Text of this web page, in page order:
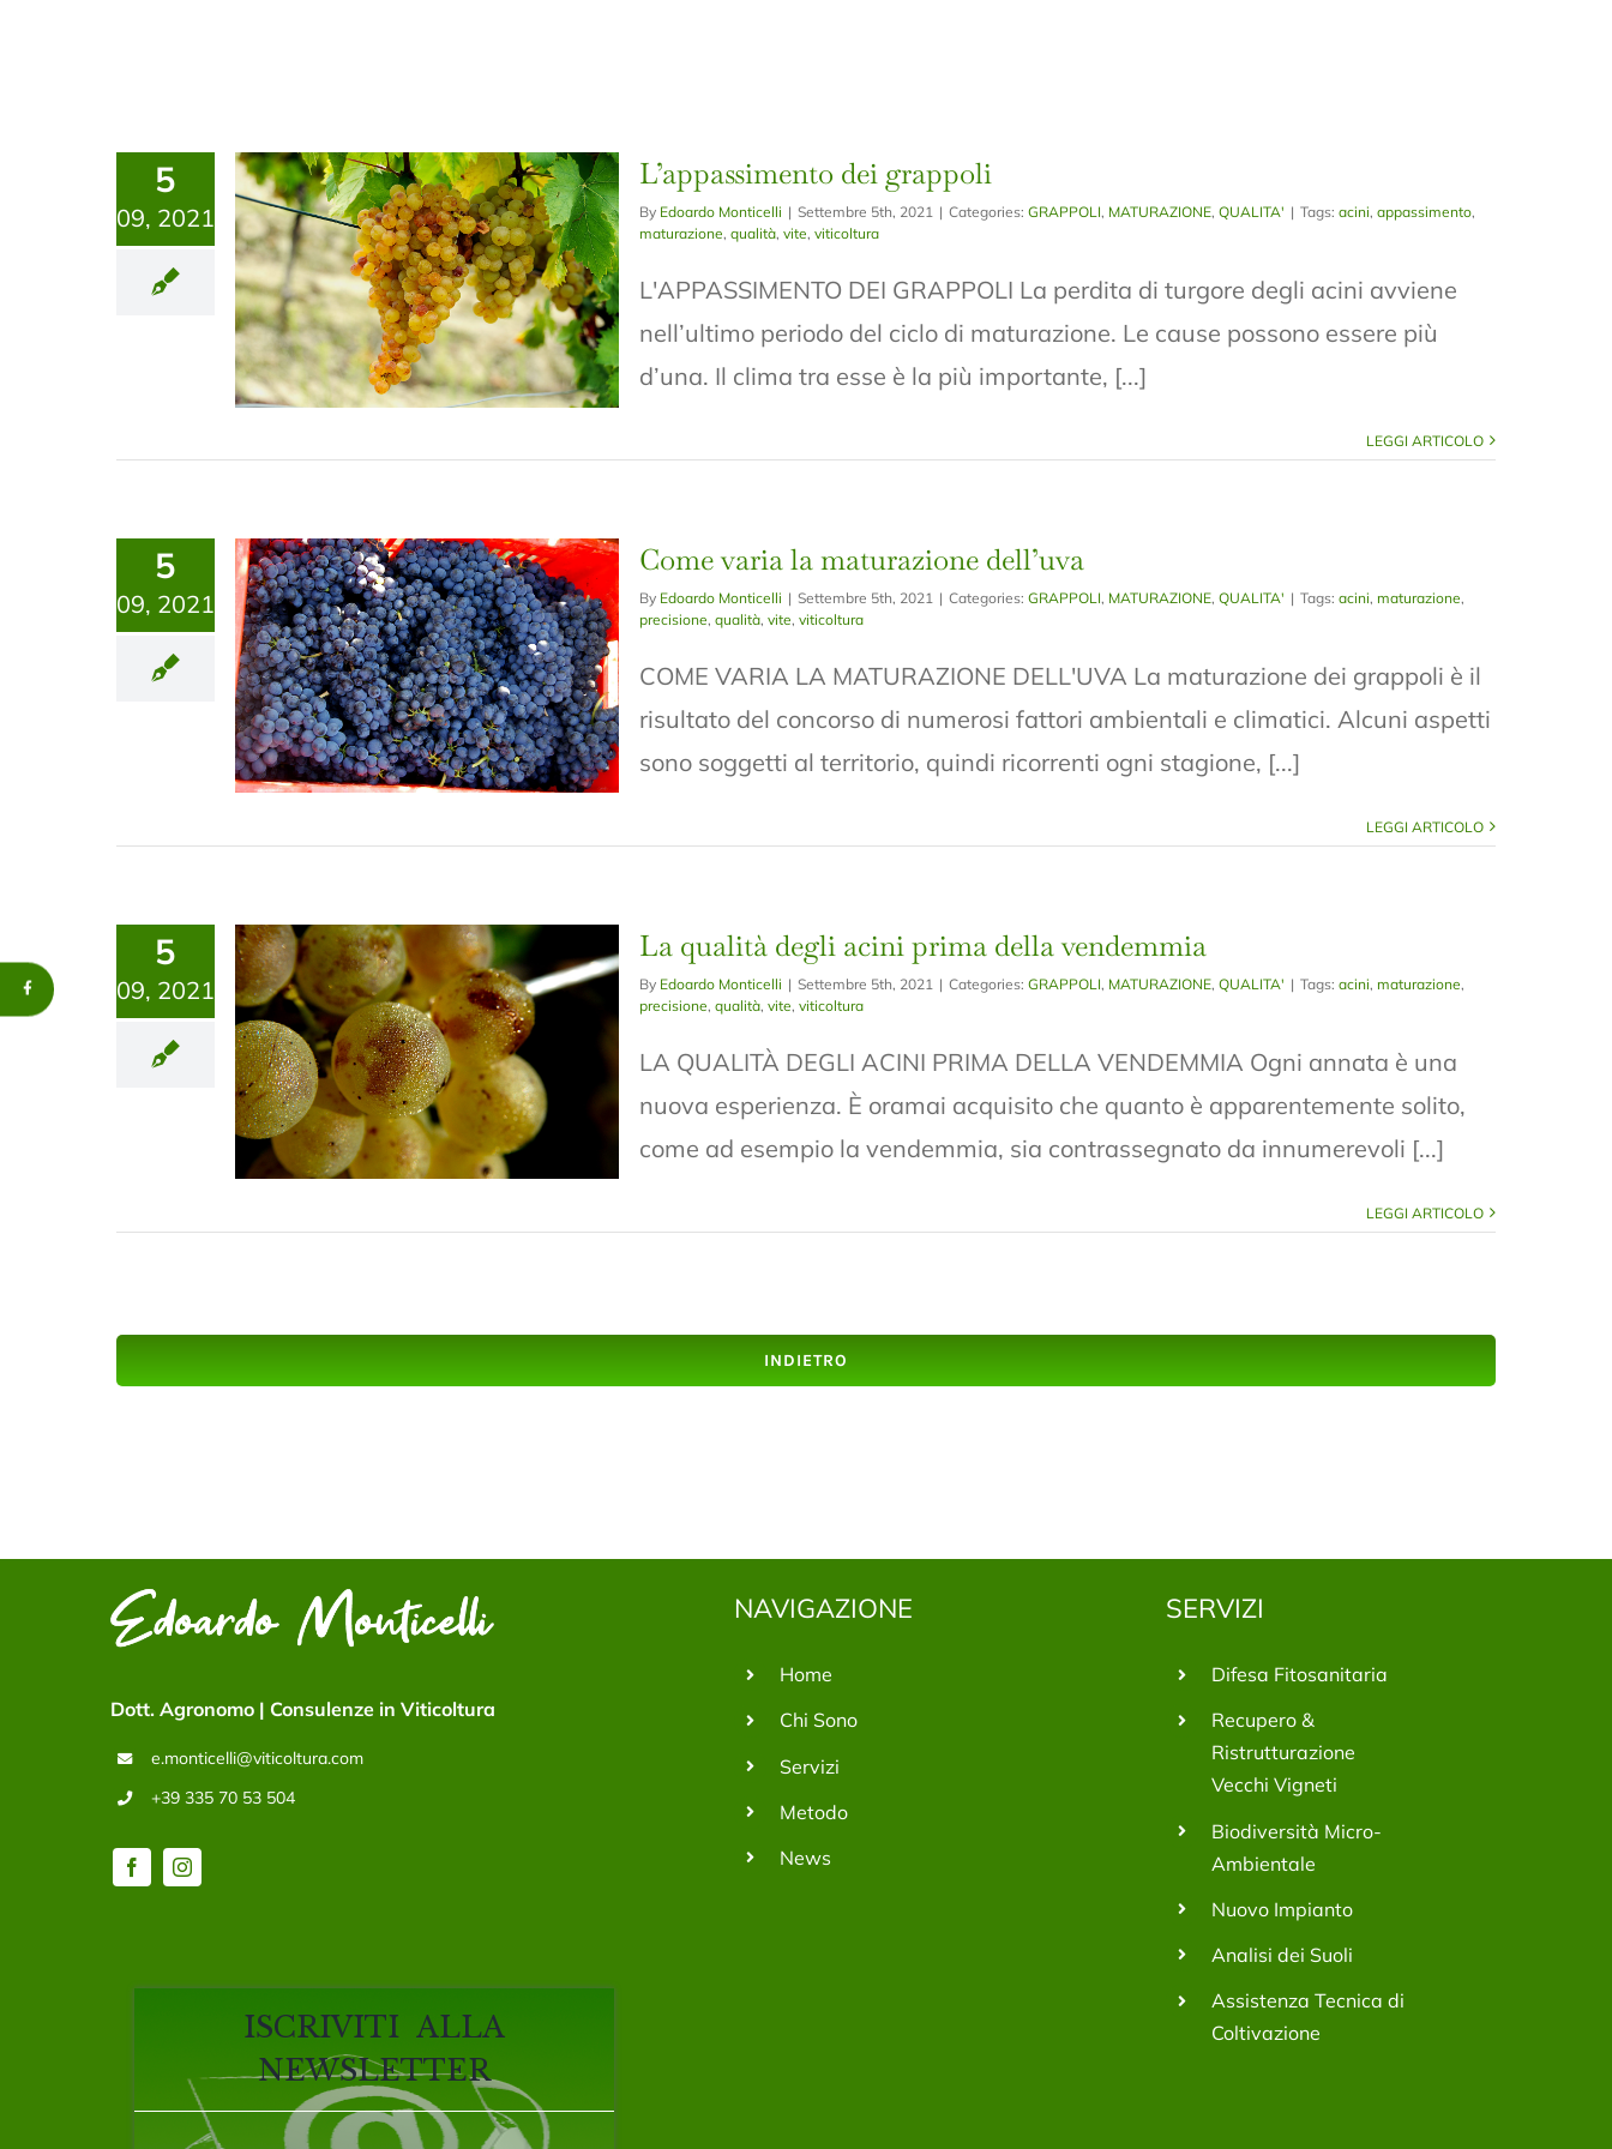
5
09, 2021
L’appassimento dei grappoli
By Edoardo Monticelli | Settembre 5th, 2021 | Categories: GRAPPOLI, MATURAZIONE, QUALITA' | Tags: acini, appassimento,
maturazione, qualità, vite, viticoltura
L'APPASSIMENTO DEI GRAPPOLI La perdita di turgore degli acini avviene
nell’ultimo periodo del ciclo di maturazione. Le cause possono essere più
d’una. Il clima tra esse è la più importante, [...]
LEGGI ARTICOLO
5
09, 2021
Come varia la maturazione dell’uva
By Edoardo Monticelli | Settembre 5th, 2021 | Categories: GRAPPOLI, MATURAZIONE, QUALITA' | Tags: acini, maturazione,
precisione, qualità, vite, viticoltura
COME VARIA LA MATURAZIONE DELL'UVA La maturazione dei grappoli è il
risultato del concorso di numerosi fattori ambientali e climatici. Alcuni aspetti
sono soggetti al territorio, quindi ricorrenti ogni stagione, [...]
LEGGI ARTICOLO
5
09, 2021
La qualità degli acini prima della vendemmia
By Edoardo Monticelli | Settembre 5th, 2021 | Categories: GRAPPOLI, MATURAZIONE, QUALITA' | Tags: acini, maturazione,
precisione, qualità, vite, viticoltura
LA QUALITÀ DEGLI ACINI PRIMA DELLA VENDEMMIA Ogni annata è una
nuova esperienza. È oramai acquisito che quanto è apparentemente solito,
come ad esempio la vendemmia, sia contrassegnato da innumerevoli [...]
LEGGI ARTICOLO
INDIETRO
Dott. Agronomo | Consulenze in Viticoltura
e.monticelli@viticoltura.com
+39 335 70 53 504
ISCRIVITI ALLA
NEWSLETTER
NAVIGAZIONE
Home
Chi Sono
Servizi
Metodo
News
SERVIZI
Difesa Fitosanitaria
Recupero &
Ristrutturazione
Vecchi Vigneti
Biodiversità Micro-
Ambientale
Nuovo Impianto
Analisi dei Suoli
Assistenza Tecnica di
Coltivazione